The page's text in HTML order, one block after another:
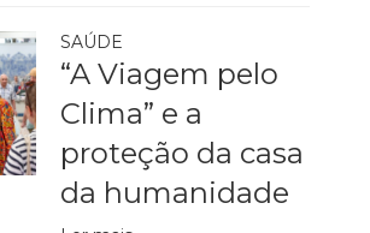
SAÚDE
“A Viagem pelo
Clima” e a
proteção da casa
da humanidade